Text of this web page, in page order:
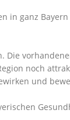
ganz
noch
und